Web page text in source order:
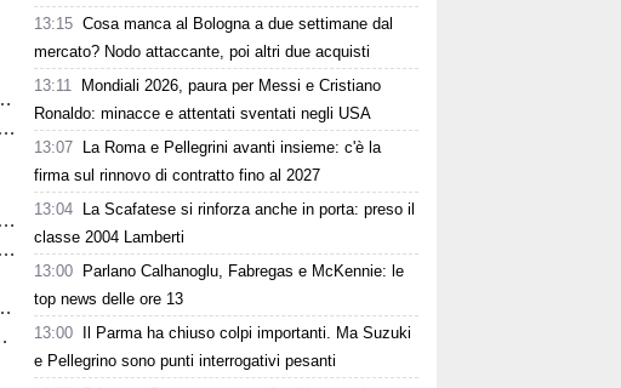
13:15 Cosa manca al Bologna a due settimane dal
mercato? Nodo attaccante, poi altri due acquisti
13:11
Mondiali 2026, paura per Messi e Cristiano
Ronaldo: minacce e attentati sventati negli USA
13:07
La Roma e Pellegrini avanti insieme: c'è la
firma sul rinnovo di contratto fino al 2027
13:04
La Scafatese si rinforza anche in porta: preso il
classe 2004 Lamberti
13:00
Parlano Calhanoglu, Fabregas e McKennie: le
top news delle ore 13
13:00
Il Parma ha chiuso colpi importanti. Ma Suzuki
e Pellegrino sono punti interrogativi pesanti